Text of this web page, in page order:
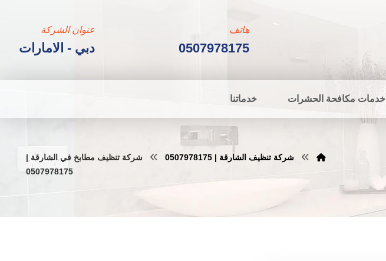
عنوان الشركة
دبي - الامارات
هاتف
0507978175
خدمات مكافحة الحشرات خدماتنا
شركة تنظيف الشارقة | 0507978175
شركة تنظيف مطابخ في الشارقة |
0507978175